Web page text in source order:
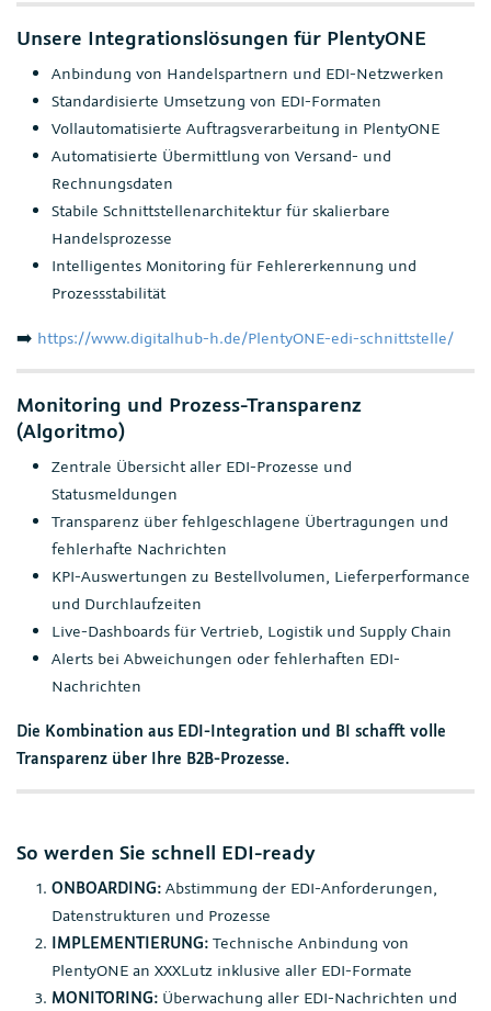
Unsere Integrationslösungen für PlentyONE
Anbindung von Handelspartnern und EDI-Netzwerken
Standardisierte Umsetzung von EDI-Formaten
Vollautomatisierte Auftragsverarbeitung in PlentyONE
Automatisierte Übermittlung von Versand- und
Rechnungsdaten
Stabile Schnittstellenarchitektur für skalierbare
Handelsprozesse
Intelligentes Monitoring für Fehlererkennung und
Prozessstabilität
➡️ https://www.digitalhub-h.de/PlentyONE-edi-schnittstelle/
Monitoring und Prozess-Transparenz
(Algoritmo)
Zentrale Übersicht aller EDI-Prozesse und
Statusmeldungen
Transparenz über fehlgeschlagene Übertragungen und
fehlerhafte Nachrichten
KPI-Auswertungen zu Bestellvolumen, Lieferperformance
und Durchlaufzeiten
Live-Dashboards für Vertrieb, Logistik und Supply Chain
Alerts bei Abweichungen oder fehlerhaften EDI-
Nachrichten
Die Kombination aus EDI-Integration und BI schafft volle
Transparenz über Ihre B2B-Prozesse.
So werden Sie schnell EDI-ready
ONBOARDING: Abstimmung der EDI-Anforderungen,
Datenstrukturen und Prozesse
IMPLEMENTIERUNG: Technische Anbindung von
PlentyONE an XXXLutz inklusive aller EDI-Formate
MONITORING: Überwachung aller EDI-Nachrichten und